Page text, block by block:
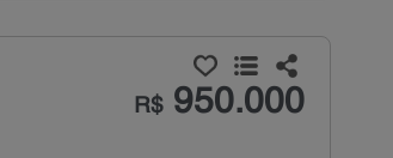
R$950.000